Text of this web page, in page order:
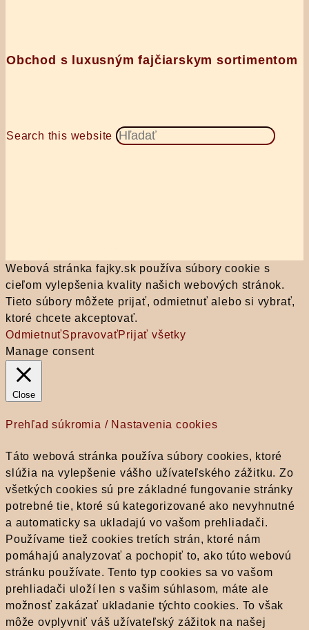
Obchod s luxusným fajčiarskym sortimentom
Search this website
Webová stránka fajky.sk používa súbory cookie s
cieľom vylepšenia kvality našich webových stránok.
Tieto súbory môžete prijať, odmietnuť alebo si vybrať,
ktoré chcete akceptovať.
OdmietnuťSpravovaťPrijať všetky
Manage consent
Close
Prehľad súkromia / Nastavenia cookies
Táto webová stránka používa súbory cookies, ktoré
slúžia na vylepšenie vášho užívateľského zážitku. Zo
všetkých cookies sú pre základné fungovanie stránky
potrebné tie, ktoré sú kategorizované ako nevyhnutné
a automaticky sa ukladajú vo vašom prehliadači.
Používame tiež cookies tretích strán, ktoré nám
pomáhajú analyzovať a pochopiť to, ako túto webovú
stránku používate. Tento typ cookies sa vo vašom
prehliadači uloží len s vašim súhlasom, máte ale
možnosť zakázať ukladanie týchto cookies. To však
môže ovplyvniť váš užívateľský zážitok na našej